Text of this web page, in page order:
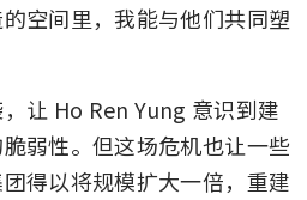
空间里，我能与他们共同塑
让 Ho Ren Yung 意识到建
弱性。但这场危机也让一些
得以将规模扩大一倍，重建